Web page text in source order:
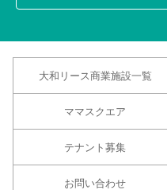
大和リース商業施設一覧
ママスクエア
テナント募集
お問い合わせ